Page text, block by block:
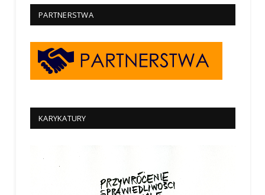
PARTNERSTWA
KARYKATURY